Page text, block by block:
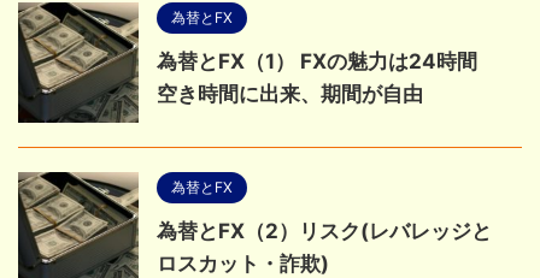
為替とFX
為替とFX（1） FXの魅力は24時間
空き時間に出来、期間が自由
為替とFX
為替とFX（2）リスク(レバレッジと
ロスカット・詐欺)